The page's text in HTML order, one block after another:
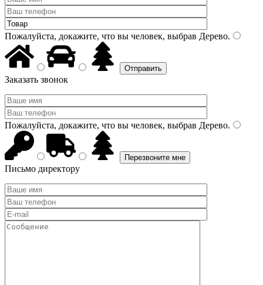
Пожалуйста, докажите, что вы человек, выбрав Дерево.
Заказать звонок
Пожалуйста, докажите, что вы человек, выбрав Дерево.
Письмо директору